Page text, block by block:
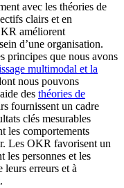
avec les théories de
clairs et en
améliorent
d’une organisation.
principes que nous avons
multimodal et la
nous pouvons
des théories de
fournissent un cadre
clés mesurables
les comportements
Les OKR favorisent un
les personnes et les
leurs erreurs et à